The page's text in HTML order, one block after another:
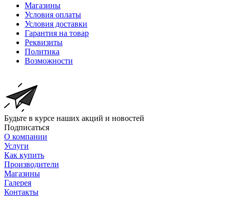
Магазины
Условия оплаты
Условия доставки
Гарантия на товар
Реквизиты
Политика
Возможности
Будьте в курсе наших акций и новостей
Подписаться
О компании
Услуги
Как купить
Производители
Магазины
Галерея
Контакты